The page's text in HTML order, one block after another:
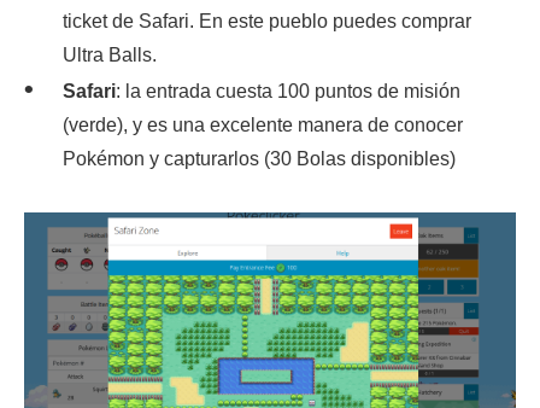
ticket de Safari. En este pueblo puedes comprar
Ultra Balls.
Safari: la entrada cuesta 100 puntos de misión
(verde), y es una excelente manera de conocer
Pokémon y capturarlos (30 Bolas disponibles)